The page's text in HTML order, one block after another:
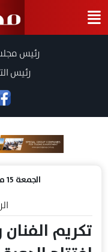
رئيس
رئيس
الجمعة 15 مايو 2026 | 08:40 م
تكريم